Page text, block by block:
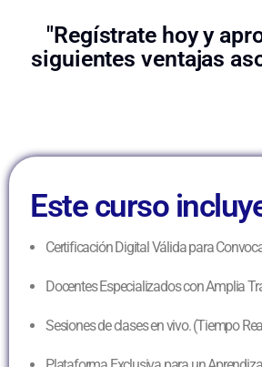
"Regístrate hoy y
siguientes ventajas
Este curso
Certificación Digital Válida para
Docentes Especializados con Amplia
Sesiones de clases en vivo. (Tiempo